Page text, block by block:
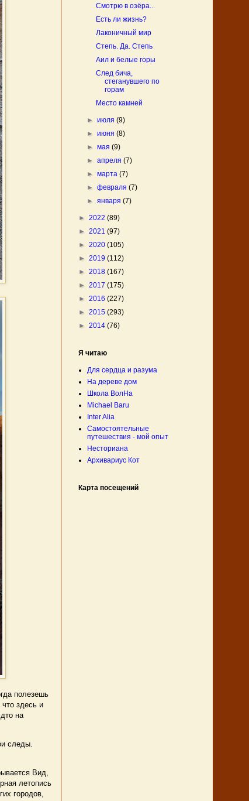
полезешь
здесь и
на
следы.
Вид,
летопись
городов,
Смотрю в озёра...
Есть ли жизнь?
Лаконичный мир
Степь. Да. Степь
Аил и белые горы
След бича,
стеганувшего по
горам
Место камней
►июля(9)
►июня(8)
►мая(9)
►апреля(7)
►марта(7)
►февраля(7)
►января(7)
► 2022 (89)
► 2021 (97)
► 2020 (105)
► 2019 (112)
► 2018 (167)
► 2017 (175)
► 2016 (227)
► 2015 (293)
► 2014 (76)
Я читаю
Для сердца и разума
На дереве дом
Школа ВолНа
Michael Baru
Inter Alia
Самостоятельные
путешествия - мой опыт
Несториана
Архивариус Кот
Карта посещений